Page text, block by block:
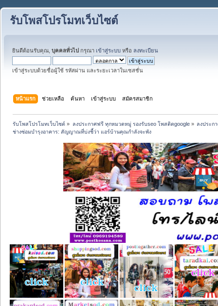
รับโพสโปรโมทเว็บไซต์
ยินดีต้อนรับคุณ, บุคคลทั่วไป กรุณา เข้าสู่ระบบ หรือ ลงทะเบียน
เข้าสู่ระบบด้วยชื่อผู้ใช้ รหัสผ่าน และระยะเวลาในเซสชั่น
หน้าแรก ช่วยเหลือ ค้นหา เข้าสู่ระบบ สมัครสมาชิก
รับโพสโปรโมทเว็บไซต์ » ลงประกาศฟรี ทุกหมวดหมู่ รองรับseo โพสติดgoogle» ลงประก
ช่างซ่อมบำรุงอาคาร: สัญญาณที่บ่งชี้ว่า แอร์บ้านคุณกำลังจะพัง